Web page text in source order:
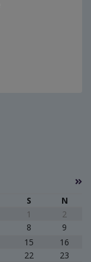
S
N
1
2
8
9
15
16
22
23